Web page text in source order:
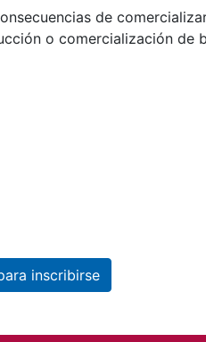
de
o comercialización de
inscribirse